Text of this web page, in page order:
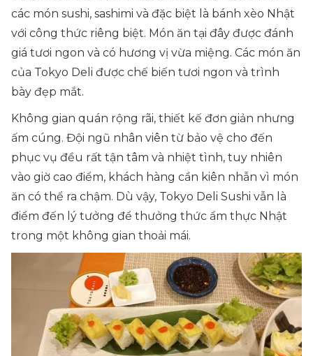
các món sushi, sashimi và đặc biệt là bánh xèo Nhật
với công thức riêng biệt. Món ăn tại đây được đánh
giá tươi ngon và có hương vị vừa miệng. Các món ăn
của Tokyo Deli được chế biến tươi ngon và trình
bày đẹp mắt.
Không gian quán rộng rãi, thiết kế đơn giản nhưng
ấm cúng. Đội ngũ nhân viên từ bảo vệ cho đến
phục vụ đều rất tận tâm và nhiệt tình, tuy nhiên
vào giờ cao điểm, khách hàng cần kiên nhẫn vì món
ăn có thể ra chậm. Dù vậy, Tokyo Deli Sushi vẫn là
điểm đến lý tưởng để thưởng thức ẩm thực Nhật
trong một không gian thoải mái.